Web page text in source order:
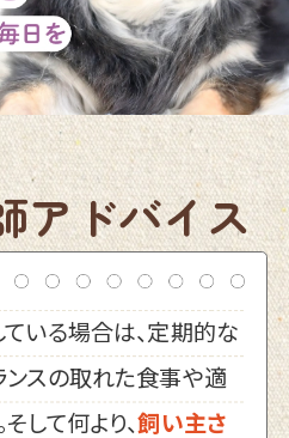
アドバイス
いる場合は、定期的な
ンスの取れた食事や適
して何より、飼い主さ